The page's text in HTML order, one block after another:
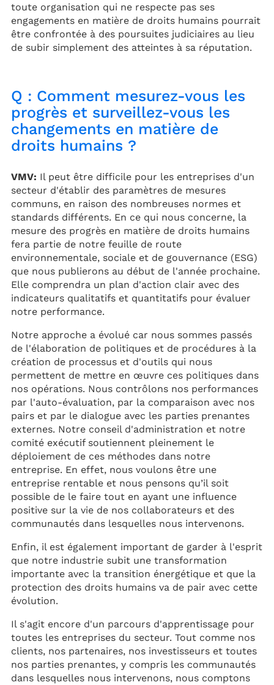
toute organisation qui ne respecte pas ses
engagements en matière de droits humains pourrait
être confrontée à des poursuites judiciaires au lieu
de subir simplement des atteintes à sa réputation.
Q : Comment mesurez-vous les
progrès et surveillez-vous les
changements en matière de
droits humains ?
VMV: Il peut être difficile pour les entreprises d'un
secteur d'établir des paramètres de mesures
communs, en raison des nombreuses normes et
standards différents. En ce qui nous concerne, la
mesure des progrès en matière de droits humains
fera partie de notre feuille de route
environnementale, sociale et de gouvernance (ESG)
que nous publierons au début de l'année prochaine.
Elle comprendra un plan d'action clair avec des
indicateurs qualitatifs et quantitatifs pour évaluer
notre performance.
Notre approche a évolué car nous sommes passés
de l'élaboration de politiques et de procédures à la
création de processus et d'outils qui nous
permettent de mettre en œuvre ces politiques dans
nos opérations. Nous contrôlons nos performances
par l'auto-évaluation, par la comparaison avec nos
pairs et par le dialogue avec les parties prenantes
externes. Notre conseil d'administration et notre
comité exécutif soutiennent pleinement le
déploiement de ces méthodes dans notre
entreprise. En effet, nous voulons être une
entreprise rentable et nous pensons qu’il soit
possible de le faire tout en ayant une influence
positive sur la vie de nos collaborateurs et des
communautés dans lesquelles nous intervenons.
Enfin, il est également important de garder à l'esprit
que notre industrie subit une transformation
importante avec la transition énergétique et que la
protection des droits humains va de pair avec cette
évolution.
Il s'agit encore d'un parcours d'apprentissage pour
toutes les entreprises du secteur. Tout comme nos
clients, nos partenaires, nos investisseurs et toutes
nos parties prenantes, y compris les communautés
dans lesquelles nous intervenons, nous comptons